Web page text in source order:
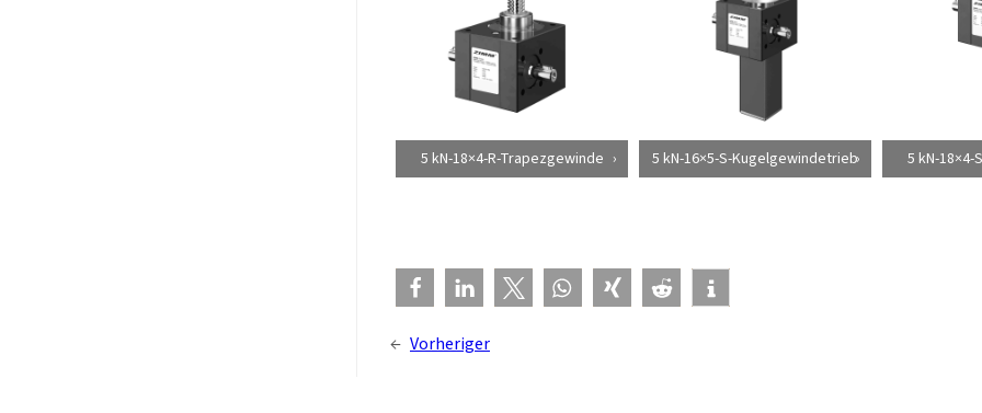
5 kN-18×4-R-Trapezgewinde 5 kN-16×5-S-Kugelgewindetrieb 5 kN-
← Vorheriger